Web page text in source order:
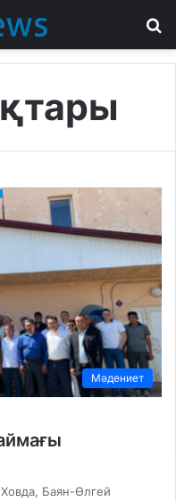
Мәдениет
Баян-Өлгей